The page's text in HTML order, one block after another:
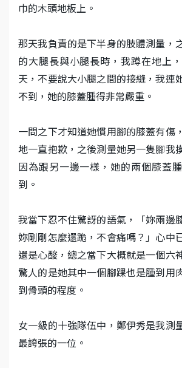
巾的木頭地板上。
那天我負責的是下半身的肢體測量，
的大腿長與小腿長時，我蹲在地上
天，不要說大小腿之間的接縫，我連
不到，她的膝蓋腫得非常嚴重。
一問之下才知道她慣用腳的膝蓋有傷
地一直抱歉，之後測量她另一隻腳我
因為跟另一邊一樣，她的兩個膝蓋
到。
我當下忍不住驚訝的語氣，「妳兩邊
妳剛剛怎麼還跪，不會痛嗎？」心中
還是心酸，總之當下大概就是一個六
驚人的是她其中一個腳踝也是腫到用
到骨頭的程度。
女一級的十強隊伍中，鄭伊秀是我測
最誇張的一位。